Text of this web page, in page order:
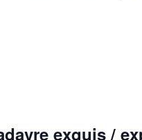
exquis /